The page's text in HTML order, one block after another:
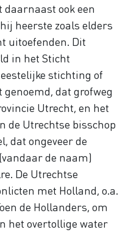
ook een
heerste zoals elders
uitoefenden. Dit
in het Sticht
stichting of
dat grofweg
Utrecht, en het
de Utrechtse bisschop
dat ongeveer de
de naam)
De Utrechtse
met Holland, o.a.
de Hollanders, om
het overtollige water